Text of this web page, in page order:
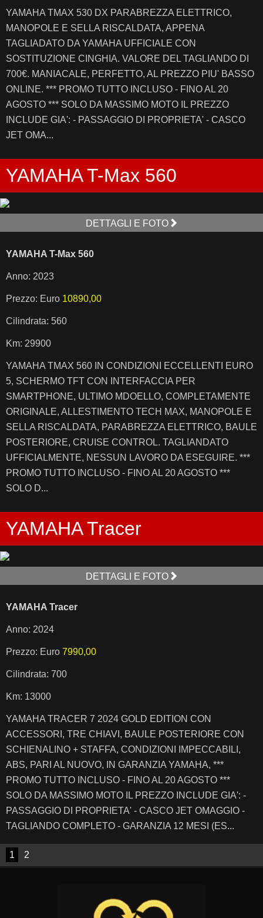
YAMAHA TMAX 530 DX PARABREZZA ELETTRICO,
MANOPOLE E SELLA RISCALDATA, APPENA
TAGLIADATO DA YAMAHA UFFICIALE CON
SOSTITUZIONE CINGHIA. VALORE DEL TAGLIANDO DI
700€. MANIACALE, PERFETTO, AL PREZZO PIU' BASSO
ONLINE. *** PROMO TUTTO INCLUSO - FINO AL 20
AGOSTO *** SOLO DA MASSIMO MOTO IL PREZZO
INCLUDE GIA': - PASSAGGIO DI PROPRIETA' - CASCO
JET OMA...
YAMAHA T-Max 560
DETTAGLI E FOTO
YAMAHA T-Max 560
Anno: 2023
Prezzo: Euro 10890,00
Cilindrata: 560
Km: 29900
YAMAHA TMAX 560 IN CONDIZIONI ECCELLENTI EURO
5, SCHERMO TFT CON INTERFACCIA PER
SMARTPHONE, ULTIMO MDOELLO, COMPLETAMENTE
ORIGINALE, ALLESTIMENTO TECH MAX, MANOPOLE E
SELLA RISCALDATA, PARABREZZA ELETTRICO, BAULE
POSTERIORE, CRUISE CONTROL. TAGLIANDATO
UFFICIALMENTE, NESSUN LAVORO DA ESEGUIRE. ***
PROMO TUTTO INCLUSO - FINO AL 20 AGOSTO ***
SOLO D...
YAMAHA Tracer
DETTAGLI E FOTO
YAMAHA Tracer
Anno: 2024
Prezzo: Euro 7990,00
Cilindrata: 700
Km: 13000
YAMAHA TRACER 7 2024 GOLD EDITION CON
ACCESSORI, TRE CHIAVI, BAULE POSTERIORE CON
SCHIENALINO + STAFFA, CONDIZIONI IMPECCABILI,
ABS, PARI AL NUOVO, IN GARANZIA YAMAHA, ***
PROMO TUTTO INCLUSO - FINO AL 20 AGOSTO ***
SOLO DA MASSIMO MOTO IL PREZZO INCLUDE GIA': -
PASSAGGIO DI PROPRIETA' - CASCO JET OMAGGIO -
TAGLIANDO COMPLETO - GARANZIA 12 MESI (ES...
1 2